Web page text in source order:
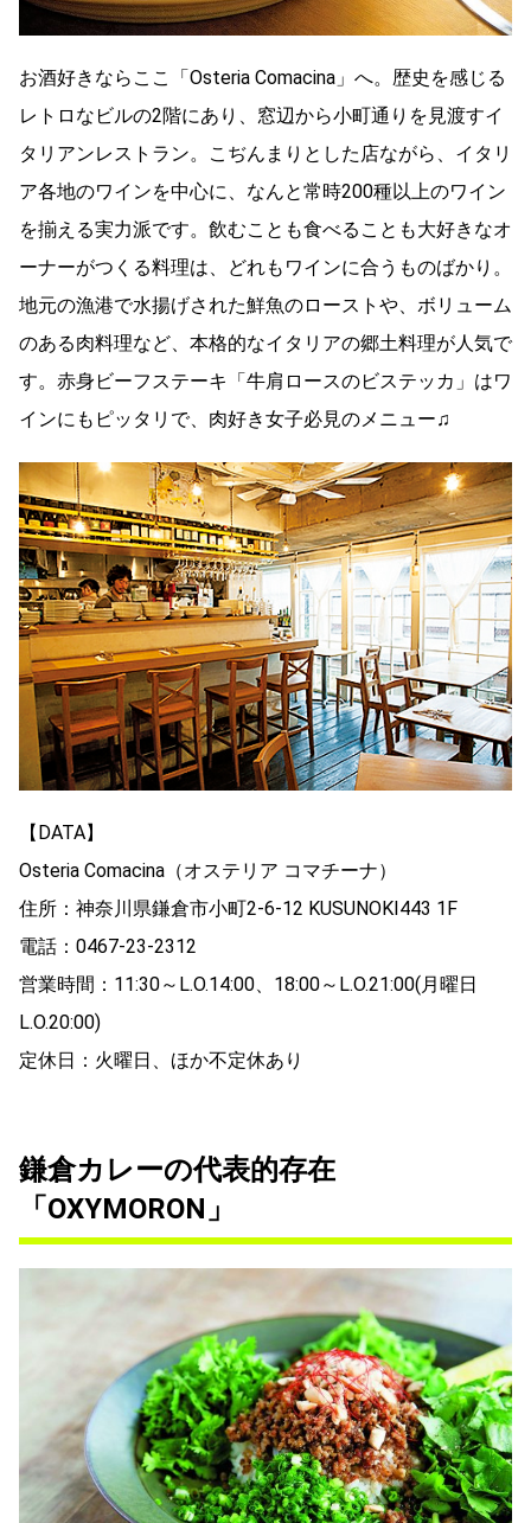
お酒好きならここ「Osteria Comacina」へ。歴史を感じる
レトロなビルの2階にあり、窓辺から小町通りを見渡すイ
タリアンレストラン。こぢんまりとした店ながら、イタリ
ア各地のワインを中心に、なんと常時200種以上のワイン
を揃える実力派です。 飲むことも食べることも大好きなオ
ーナーがつくる料理は、どれもワインに合うものばかり。
地元の漁港で水揚げされた鮮魚のローストや、ボリューム
のある肉料理など、本格的なイタリアの郷土料理が人気で
す。赤身ビーフステーキ「牛肩ロースのビステッカ」はワ
インにもピッタリで、肉好き女子必見のメニュー♫
【DATA】
Osteria Comacina（オステリア コマチーナ）
住所：神奈川県鎌倉市小町2-6-12 KUSUNOKI443 1F
電話：0467-23-2312
営業時間：11:30～L.O.14:00、18:00～L.O.21:00(月曜日
L.O.20:00)
定休日：火曜日、ほか不定休あり
鎌倉カレーの代表的存在
「OXYMORON」